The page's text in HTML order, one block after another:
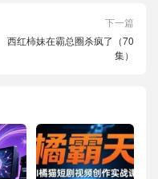
下一篇
西红柿妹在霸总圈杀疯了（70
集）